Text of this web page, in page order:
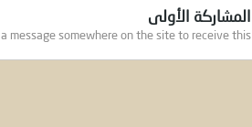
المشاركة الأولى
message somewhere on the site to receive this.